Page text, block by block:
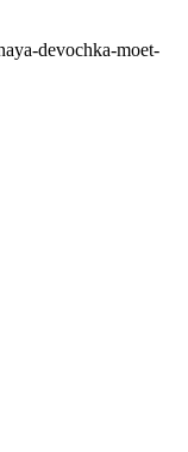
devochka-moet-